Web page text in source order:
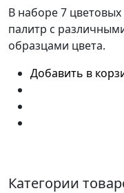
В наборе 7 цветовых
палитр с
образцами цвета.
Добавить в
Категории